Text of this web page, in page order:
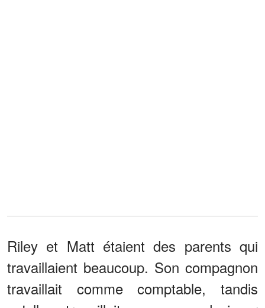
Riley et Matt étaient des parents qui
travaillaient beaucoup. Son compagnon
travaillait comme comptable, tandis